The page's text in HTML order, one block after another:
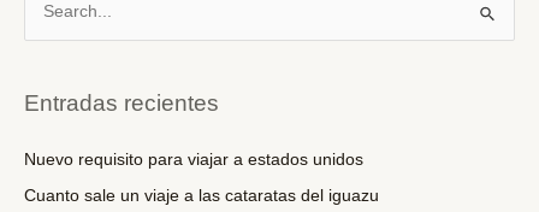
c
r
p
Entradas recientes
Nuevo requisito para viajar a estados unidos
Cuanto sale un viaje a las cataratas del iguazu